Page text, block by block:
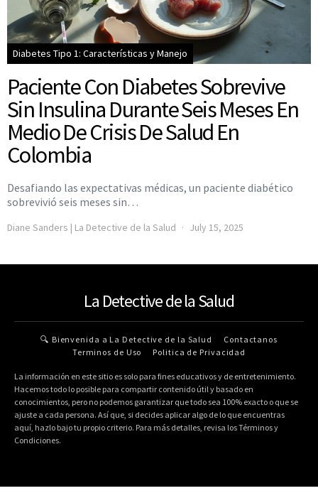
Diabetes Tipo 1: Características y Manejo
Paciente Con Diabetes Sobrevive
Sin Insulina Durante Seis Meses En
Medio De Crisis De Salud En
Colombia
Desafiando las expectativas médicas, un paciente diabético
sobrevivió seis meses sin…
Diane Sanders | La Detective de la Salud July 15, 2025
La Detective de la Salud
🔍 Bienvenida a La Detective de la Salud
Contactanos
Terminos de Uso
Politica de Privacidad
La información en este sitio es solo para fines educativos y de entretenimiento.
Hacemos todo lo posible para compartir contenido útil y basado en
conocimientos, pero no podemos garantizar que todo sea 100% exacto o que se
ajuste a cada persona. Así que, si decides aplicar algo de lo que encuentras
aquí, hazlo bajo tu propio criterio. Para más detalles, revisa los Términos y
Condiciones.